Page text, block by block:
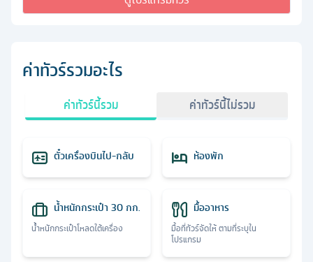
ค่าทัวร์รวมอะไร
ค่าทัวร์นี้รวม ค่าทัวร์นี้ไม่รวม
ตั๋วเครื่องบินไป-กลับ ห้องพัก
น้ำหนักกระเป๋า 30 กก.
น้ำหนักกระเป๋าโหลดใต้เครื่อง
มื้ออาหาร
มื้อที่ทัวร์จัดให้ ตามที่ระบุใน
โปรแกรม